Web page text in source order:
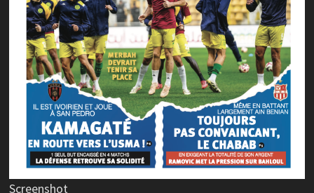
Screenshot